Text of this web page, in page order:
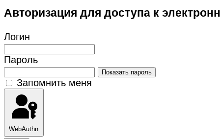
Авторизация для доступа к
Логин
Пароль
Показать пароль
Запомнить меня
WebAuthn